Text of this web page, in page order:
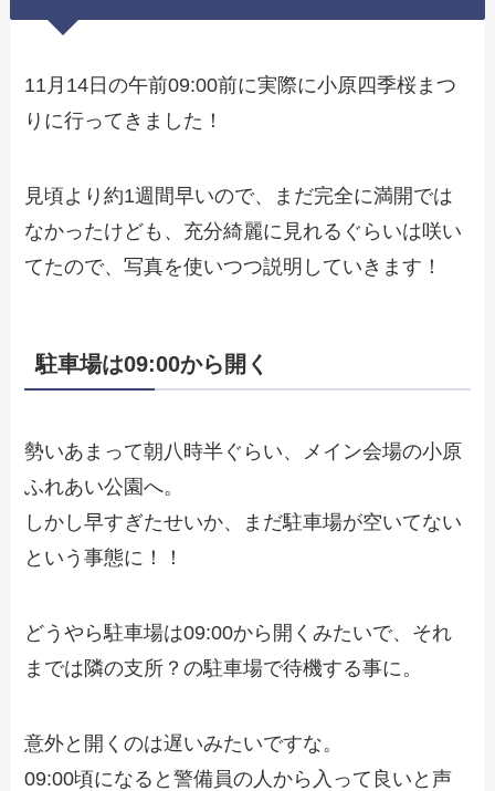
11月14日の午前09:00前に実際に小原四季桜まつ
りに行ってきました！
見頃より約1週間早いので、まだ完全に満開では
なかったけども、充分綺麗に見れるぐらいは咲い
てたので、写真を使いつつ説明していきます！
駐車場は09:00から開く
勢いあまって朝八時半ぐらい、メイン会場の小原
ふれあい公園へ。
しかし早すぎたせいか、まだ駐車場が空いてない
という事態に！！
どうやら駐車場は09:00から開くみたいで、それ
までは隣の支所？の駐車場で待機する事に。
意外と開くのは遅いみたいですな。
09:00頃になると警備員の人から入って良いと声